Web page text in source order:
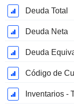
Deuda Total
Deuda Neta
Código de
Inventarios -